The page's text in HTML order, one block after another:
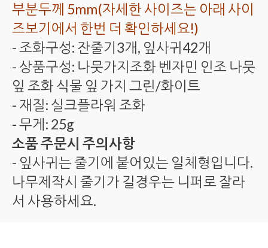
부분두께 5mm(자세한 사이즈는 아래 사이
즈보기에서 한번 더 확인하세요!)
- 조화구성: 잔줄기3개, 잎사귀42개
- 상품구성: 나뭇가지조화 벤자민 인조 나뭇
잎 조화 식물 잎 가지 그린/화이트
- 재질: 실크플라워 조화
- 무게: 25g
소품 주문시 주의사항
- 잎사귀는 줄기에 붙어있는 일체형입니다.
나무제작시 줄기가 길경우는 니퍼로 잘라
서 사용하세요.